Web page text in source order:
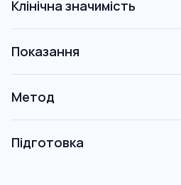
Клінічна значимість
Показання
Метод
Підготовка